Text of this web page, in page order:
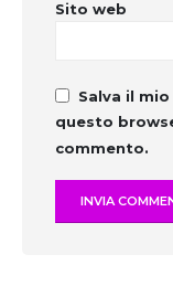
Sito web
Salva il
questo
commento.